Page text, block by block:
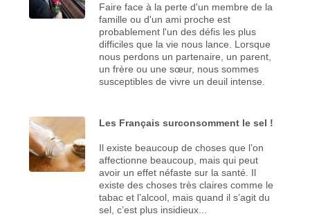
Faire face à la perte d'un membre de la
famille ou d'un ami proche est
probablement l'un des défis les plus
difficiles que la vie nous lance. Lorsque
nous perdons un partenaire, un parent,
un frère ou une sœur, nous sommes
susceptibles de vivre un deuil intense.
Les Français surconsomment le sel !
Il existe beaucoup de choses que l’on
affectionne beaucoup, mais qui peut
avoir un effet néfaste sur la santé. Il
existe des choses très claires comme le
tabac et l’alcool, mais quand il s’agit du
sel, c’est plus insidieux...